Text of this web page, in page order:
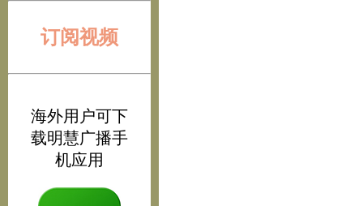
订阅视频
海外用户可下
载明慧广播手
机应用